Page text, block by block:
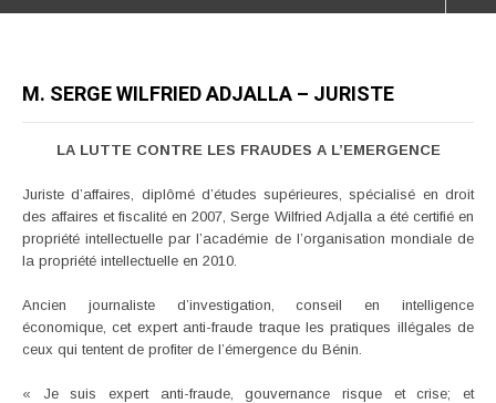
M. SERGE WILFRIED ADJALLA – JURISTE
LA LUTTE CONTRE LES FRAUDES A L’EMERGENCE
Juriste d’affaires, diplômé d’études supérieures, spécialisé en droit
des affaires et fiscalité en 2007, Serge Wilfried Adjalla a été certifié en
propriété intellectuelle par l’académie de l’organisation mondiale de
la propriété intellectuelle en 2010.
Ancien journaliste d’investigation, conseil en intelligence
économique, cet expert anti-fraude traque les pratiques illégales de
ceux qui tentent de profiter de l’émergence du Bénin.
« Je suis expert anti-fraude, gouvernance risque et crise; et